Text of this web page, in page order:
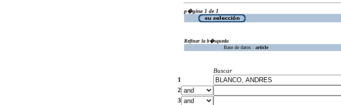
p�gina 1 de 1
Refinar la b�squeda
Base de datos : article
Buscar
1
2
3